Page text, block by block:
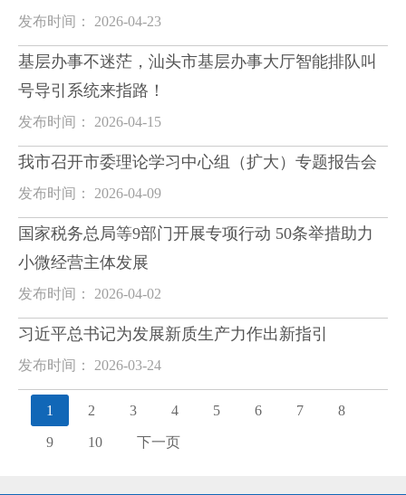
发布时间： 2026-04-23
基层办事不迷茫，汕头市基层办事大厅智能排队叫
号导引系统来指路！
发布时间： 2026-04-15
我市召开市委理论学习中心组（扩大）专题报告会
发布时间： 2026-04-09
国家税务总局等9部门开展专项行动 50条举措助力
小微经营主体发展
发布时间： 2026-04-02
习近平总书记为发展新质生产力作出新指引
发布时间： 2026-03-24
1 2 3 4 5 6 7 8
9 10 下一页